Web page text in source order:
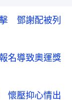
鄧謝配被列
名導致奧運獎
懷壓抑心情出